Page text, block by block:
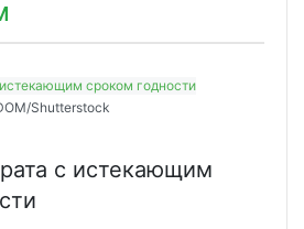
Shutterstoсk
с истекающим